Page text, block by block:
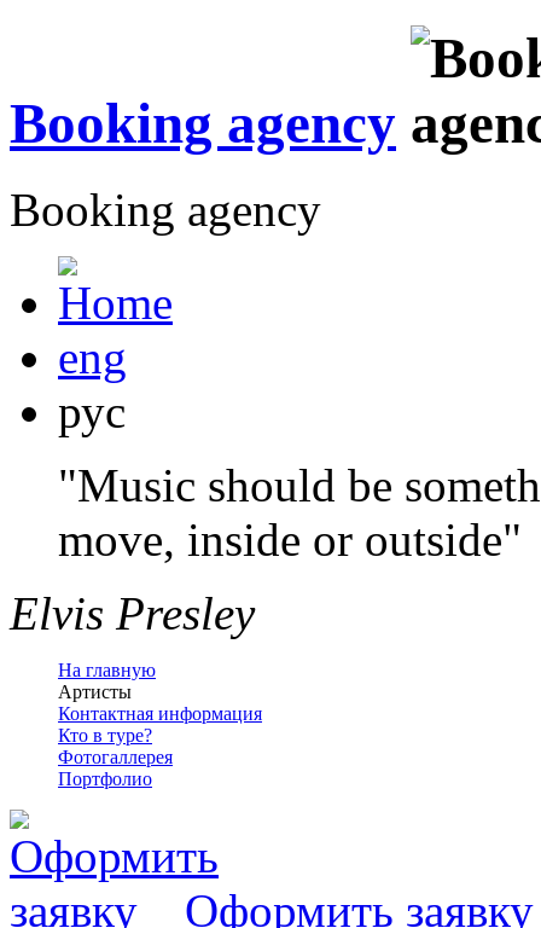
Booking agency
Booking agency
eng
рус
"Music should be
move, inside or outside"
Elvis Presley
На главную
Артисты
Контактная информация
Кто в туре?
Фотогаллерея
Портфолио
Оформить заявку